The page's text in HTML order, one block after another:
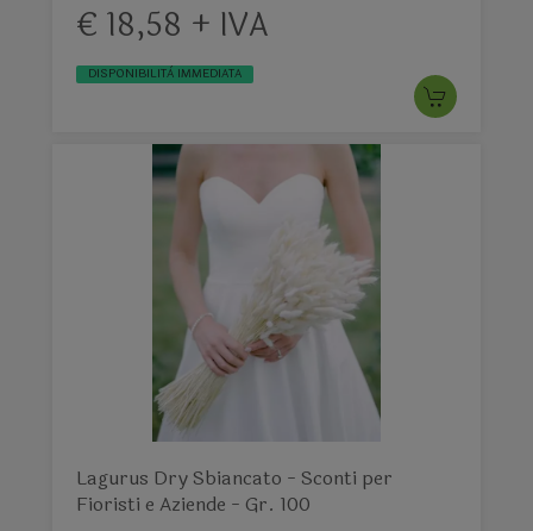
€ 18,58 + IVA
DISPONIBILITÀ IMMEDIATA
Lagurus Dry Sbiancato - Sconti per
Fioristi e Aziende - Gr. 100